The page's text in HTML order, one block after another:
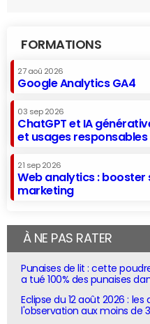
FORMATIONS
27 aoû 2026
Google Analytics GA4
03 sep 2026
ChatGPT et IA
et usages responsables
21 sep 2026
Web analytics :
marketing
À NE PAS RATER
Punaises de lit : cette
a tué 100% des punaises
Eclipse du 12 août 2026 :
l'observation aux moins de